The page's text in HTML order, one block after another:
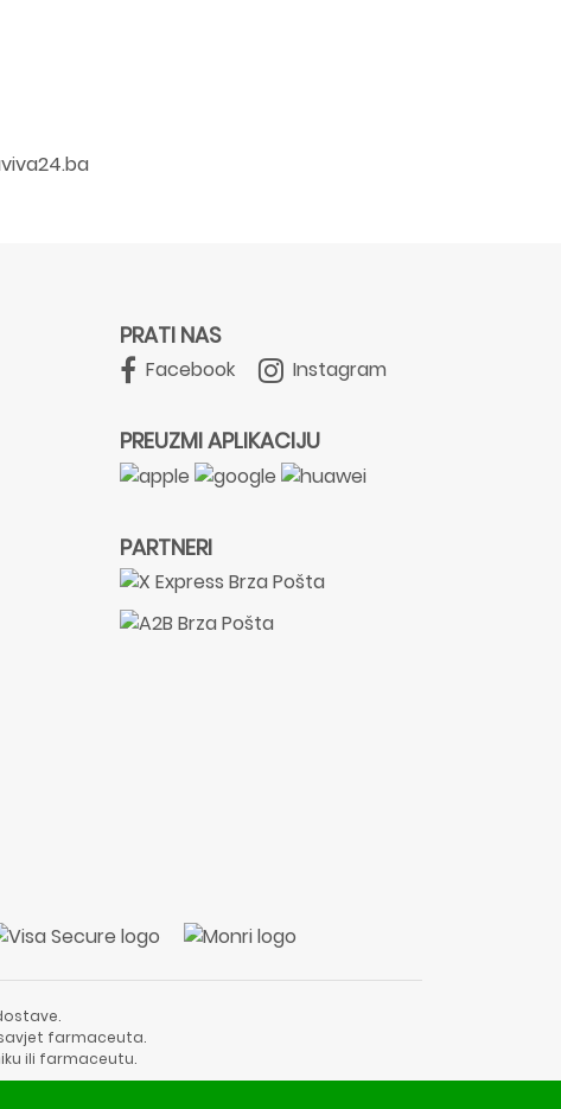
PRATI NAS
Facebook Instagram
PREUZMI APLIKACIJU
PARTNERI
farmaceuta.
ili farmaceutu.